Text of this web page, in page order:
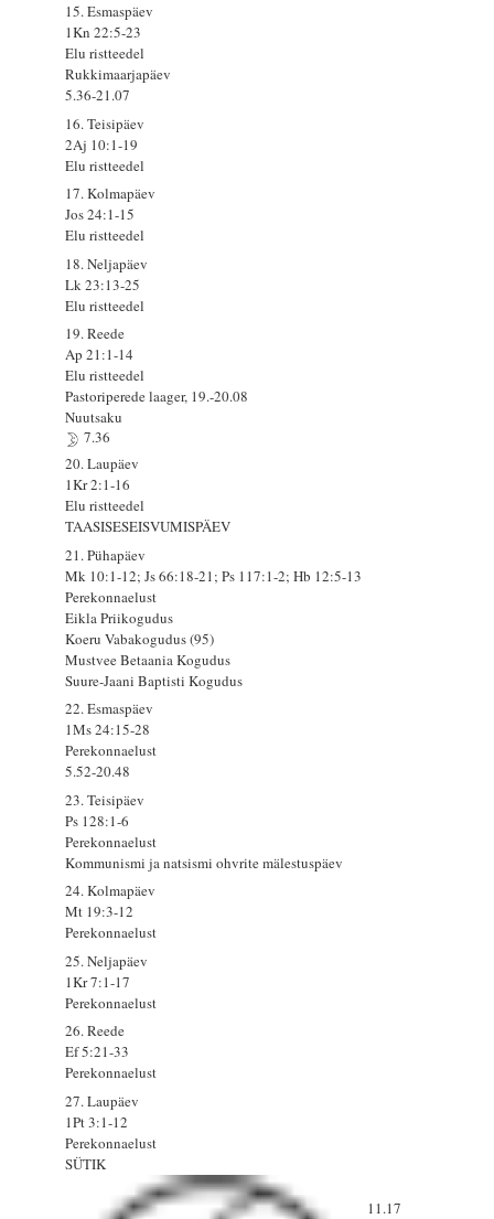
15. Esmaspäev
1Kn 22:5-23
Elu ristteedel
Rukkimaarjapäev
5.36-21.07
16. Teisipäev
2Aj 10:1-19
Elu ristteedel
17. Kolmapäev
Jos 24:1-15
Elu ristteedel
18. Neljapäev
Lk 23:13-25
Elu ristteedel
19. Reede
Ap 21:1-14
Elu ristteedel
Pastoriperede laager, 19.-20.08
Nuutsaku
7.36
20. Laupäev
1Kr 2:1-16
Elu ristteedel
TAASISESEISVUMISPÄEV
21. Pühapäev
Mk 10:1-12; Js 66:18-21; Ps 117:1-2; Hb 12:5-13
Perekonnaelust
Eikla Priikogudus
Koeru Vabakogudus (95)
Mustvee Betaania Kogudus
Suure-Jaani Baptisti Kogudus
22. Esmaspäev
1Ms 24:15-28
Perekonnaelust
5.52-20.48
23. Teisipäev
Ps 128:1-6
Perekonnaelust
Kommunismi ja natsismi ohvrite mälestuspäev
24. Kolmapäev
Mt 19:3-12
Perekonnaelust
25. Neljapäev
1Kr 7:1-17
Perekonnaelust
26. Reede
Ef 5:21-33
Perekonnaelust
27. Laupäev
1Pt 3:1-12
Perekonnaelust
SÜTIK
11.17